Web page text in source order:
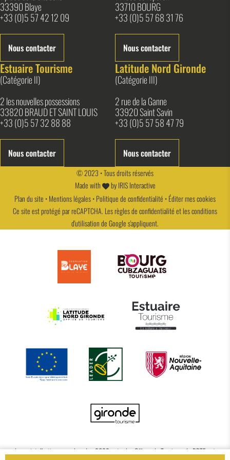
33390 Blaye
+33 (0)5 57 42 12 09
Nous contacter
33710 BOURG
+33 (0)5 57 68 31 76
Nous contacter
Estuaire Tourisme
(Catégorie II)
2 les nouvelles possessions
33820 BRAUD ET SAINT LOUIS
+33 (0)5 57 32 88 88
Nous contacter
Latitude Nord Gironde
(Catégorie III)
2 rue de la Ganne
33920 Saint Savin
+33 (0)5 57 58 47 79
Nous contacter
© 2023 • Tous droits réservés
Made with
byIRIS Interactive
Plan du site •Mentions légales•Politique de confidentialité •Éditer mes cookies
Ce site est protégé par reCAPTCHA. Lesrègles de confidentialitéet lesconditions
d'utilisationde Google s'appliquent.
Le projet d’actions coordonnées 2022 entre les Offices de Tourisme de BBTE est